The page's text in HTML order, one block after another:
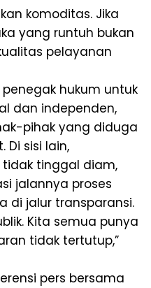
komoditas. Jika
yang runtuh bukan
pelayanan
hukum untuk
dan independen,
pihak yang diduga
sisi lain,
tinggal diam,
jalannya proses
di jalur transparansi.
Kita semua punya
tidak tertutup,”
pers bersama